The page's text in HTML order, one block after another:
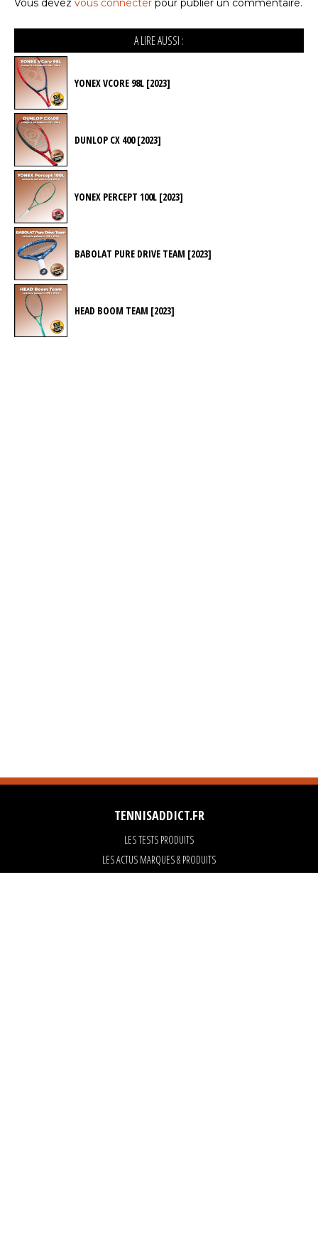
Vous devez vous connecter pour publier un commentaire.
A LIRE AUSSI :
YONEX VCORE 98L [2023]
DUNLOP CX 400 [2023]
YONEX PERCEPT 100L [2023]
BABOLAT PURE DRIVE TEAM [2023]
HEAD BOOM TEAM [2023]
TENNISADDICT.FR
LES TESTS PRODUITS
LES ACTUS MARQUES & PRODUITS